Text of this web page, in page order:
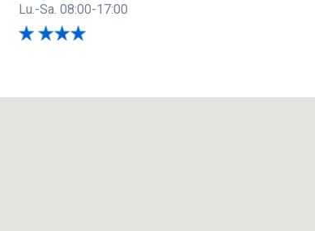
Lu.-Sa. 08:00-17:00